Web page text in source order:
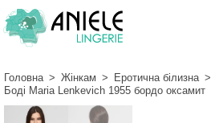
Головна > Жінкам > Еротична білизна >
Боді Maria Lenkeviсh 1955 бордо оксамит